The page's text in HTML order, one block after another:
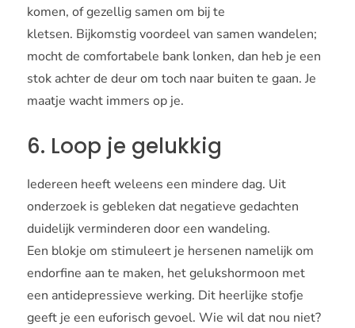
komen, of gezellig samen om bij te
kletsen. Bijkomstig voordeel van samen wandelen;
mocht de comfortabele bank lonken, dan heb je een
stok achter de deur om toch naar buiten te gaan. Je
maatje wacht immers op je.
6. Loop je gelukkig
Iedereen heeft weleens een mindere dag. Uit
onderzoek is gebleken dat negatieve gedachten
duidelijk verminderen door een wandeling.
Een blokje om stimuleert je hersenen namelijk om
endorfine aan te maken, het gelukshormoon met
een antidepressieve werking. Dit heerlijke stofje
geeft je een euforisch gevoel. Wie wil dat nou niet?